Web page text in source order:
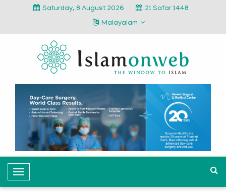
Saturday, 8 August 2026
21 Safar 1448
Malayalam
T
o